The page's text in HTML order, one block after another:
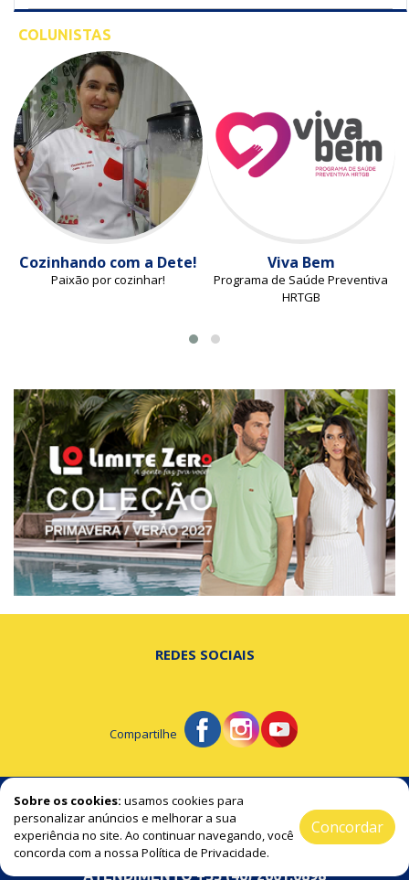
COLUNISTAS
Cozinhando com a Dete!
Paixão por cozinhar!
Viva Bem
Programa de Saúde Preventiva
HRTGB
Sobre os cookies: usamos cookies para
personalizar anúncios e melhorar a sua
experiência no site. Ao continuar navegando, você
concorda com a nossa Política de Privacidade.
Concordar
REDES SOCIAIS
Compartilhe
© Portal de Beltrão - A notícia na hora certa!
2019 / 2026 ® Todos os Direitos Reservado
ATENDIMENTO +55 (46) 2601.0898